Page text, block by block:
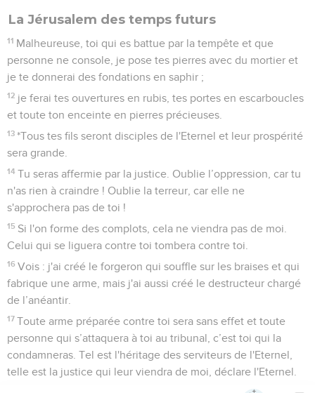
La Jérusalem des temps futurs
11 Malheureuse, toi qui es battue par la tempête et que
personne ne console, je pose tes pierres avec du mortier et
je te donnerai des fondations en saphir ;
12 je ferai tes ouvertures en rubis, tes portes en escarboucles
et toute ton enceinte en pierres précieuses.
13 *Tous tes fils seront disciples de l'Eternel et leur prospérité
sera grande.
14 Tu seras affermie par la justice. Oublie l’oppression, car tu
n'as rien à craindre ! Oublie la terreur, car elle ne
s'approchera pas de toi !
15 Si l'on forme des complots, cela ne viendra pas de moi.
Celui qui se liguera contre toi tombera contre toi.
16 Vois : j'ai créé le forgeron qui souffle sur les braises et qui
fabrique une arme, mais j'ai aussi créé le destructeur chargé
de l’anéantir.
17 Toute arme préparée contre toi sera sans effet et toute
personne qui s’attaquera à toi au tribunal, c’est toi qui la
condamneras. Tel est l'héritage des serviteurs de l'Eternel,
telle est la justice qui leur viendra de moi, déclare l'Eternel.